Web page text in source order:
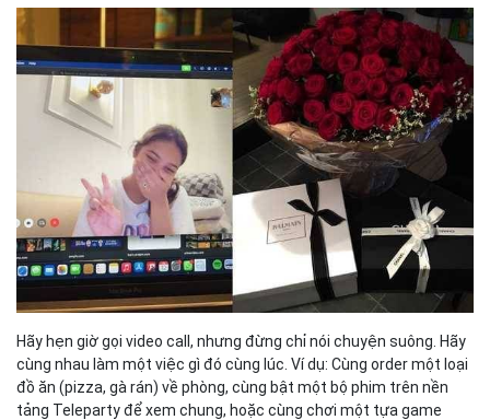
Hãy hẹn giờ gọi video call, nhưng đừng chỉ nói chuyện suông. Hãy
cùng nhau làm một việc gì đó cùng lúc. Ví dụ: Cùng order một loại
đồ ăn (pizza, gà rán) về phòng, cùng bật một bộ phim trên nền
tảng Teleparty để xem chung, hoặc cùng chơi một tựa game